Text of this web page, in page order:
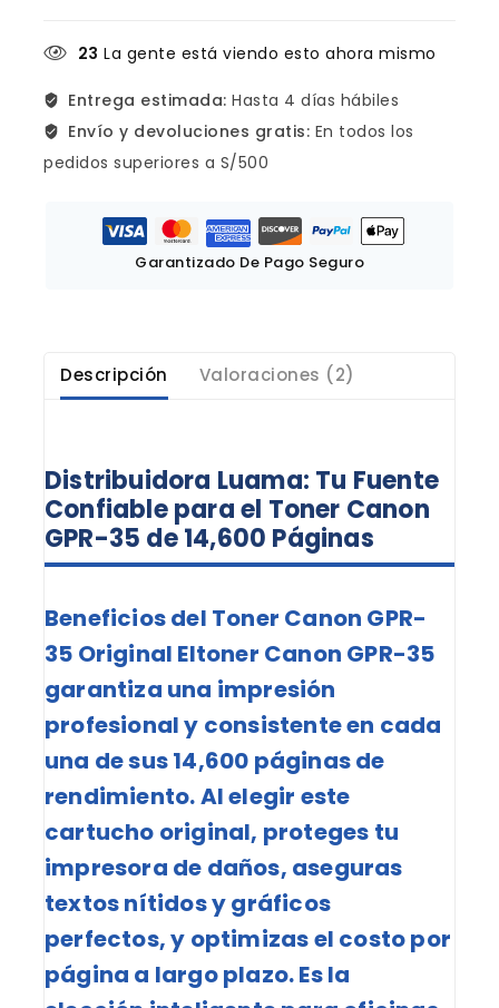
23 La gente está viendo esto ahora mismo
Entrega estimada: Hasta 4 días hábiles
Envío y devoluciones gratis: En todos los
pedidos superiores a S/500
Garantizado De Pago Seguro
Descripción Valoraciones (2)
Distribuidora Luama: Tu Fuente
Confiable para el Toner Canon
GPR-35 de 14,600 Páginas
Beneficios del Toner Canon GPR-
35 Original Eltoner Canon GPR-35
garantiza una impresión
profesional y consistente en cada
una de sus 14,600 páginas de
rendimiento. Al elegir este
cartucho original, proteges tu
impresora de daños, aseguras
textos nítidos y gráficos
perfectos,y optimizas el costo por
página a largo plazo. Es la